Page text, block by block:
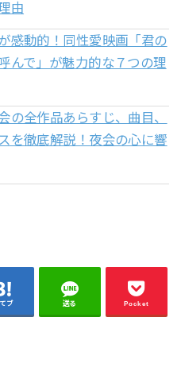
由
感動的！同性愛映画「君の
んで」が魅力的な７つの理
の全作品あらすじ、曲目、
を徹底解説！夜会の心に響
ブ 送る Pocket